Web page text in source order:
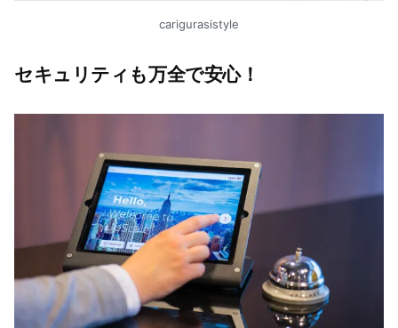
carigurasistyle
セキュリティも万全で安心！